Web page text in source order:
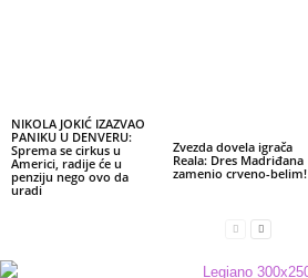
NIKOLA JOKIĆ IZAZVAO
PANIKU U DENVERU:
Sprema se cirkus u
Americi, radije će u
penziju nego ovo da
uradi
Zvezda dovela igrača
Reala: Dres Madriđana
zamenio crveno-belim!